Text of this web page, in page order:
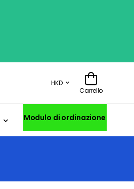
HKD
Carrello
Modulo di ordinazione